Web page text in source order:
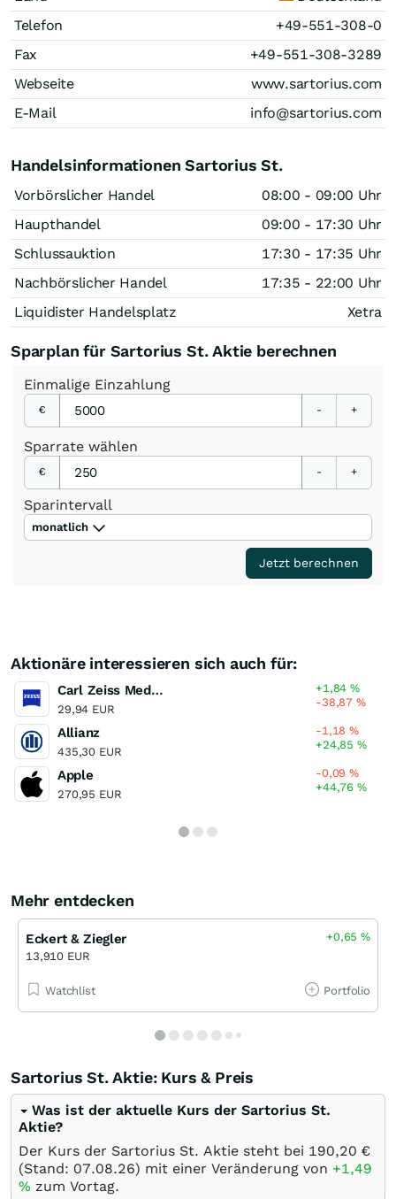
Telefon
+49-551-308-0
Fax
+49-551-308-3289
Webseite
www.sartorius.com
E-Mail
info@sartorius.com
Handelsinformationen Sartorius St.
Vorbörslicher Handel
08:00 - 09:00 Uhr
Haupthandel
09:00 - 17:30 Uhr
Schlussauktion
17:30 - 17:35 Uhr
Nachbörslicher Handel
17:35 - 22:00 Uhr
Liquidister Handelsplatz
Xetra
Sparplan für Sartorius St. Aktie berechnen
Einmalige Einzahlung
€ - +
Sparrate wählen
€ - +
Sparintervall
monatlich
Jetzt berechnen
Aktionäre interessieren sich auch für:
Carl Zeiss Meditec
29,94 EUR
+1,84%
-38,87%
Allianz
435,30 EUR
-1,18%
+24,85%
Apple
270,95 EUR
-0,09%
+44,76%
Mehr entdecken
Eckert & Ziegler
13,910 EUR
+0,65%
Watchlist Portfolio
Sartorius St. Aktie: Kurs & Preis
Was ist der aktuelle Kurs der Sartorius St.
Aktie?
Der Kurs der Sartorius St. Aktie steht bei 190,20 €
(Stand: 07.08.26) mit einer Veränderung von +1,49
% zum Vortag.